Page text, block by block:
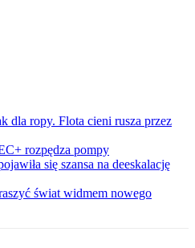
dla ropy. Flota cieni rusza przez
rozpędza pompy
się szansa na deeskalację
świat widmem nowego